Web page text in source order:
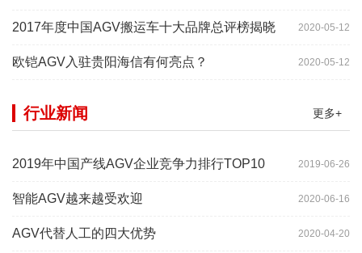
2020-05-12
2017年度中国AGV搬运车十大品牌总评榜揭晓
2020-05-12
欧铠AGV入驻贵阳海信有何亮点？
更多+
行业新闻
2019-06-26
2019年中国产线AGV企业竞争力排行TOP10
2020-06-16
智能AGV越来越受欢迎
2020-04-20
AGV代替人工的四大优势